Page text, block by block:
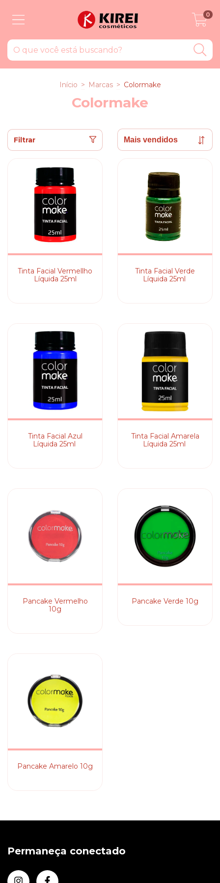
0
Início > Marcas > Colormake
Colormake
Filtrar
Tinta Facial Vermellho
Líquida 25ml
Tinta Facial Verde
Líquida 25ml
Tinta Facial Azul
Líquida 25ml
Tinta Facial Amarela
Líquida 25ml
Pancake Vermelho
10g
Pancake Verde 10g
Pancake Amarelo 10g
Permaneça conectado